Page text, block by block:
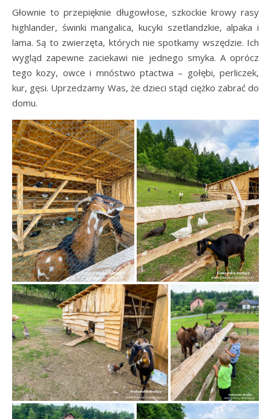
Głownie to przepięknie długowłose, szkockie krowy rasy
highlander, świnki mangalica, kucyki szetlandzkie, alpaka i
lama. Są to zwierzęta, których nie spotkamy wszędzie. Ich
wygląd zapewne zaciekawi nie jednego smyka. A oprócz
tego kozy, owce i mnóstwo ptactwa – gołębi, perliczek,
kur, gęsi. Uprzedzamy Was, że dzieci stąd ciężko zabrać do
domu.